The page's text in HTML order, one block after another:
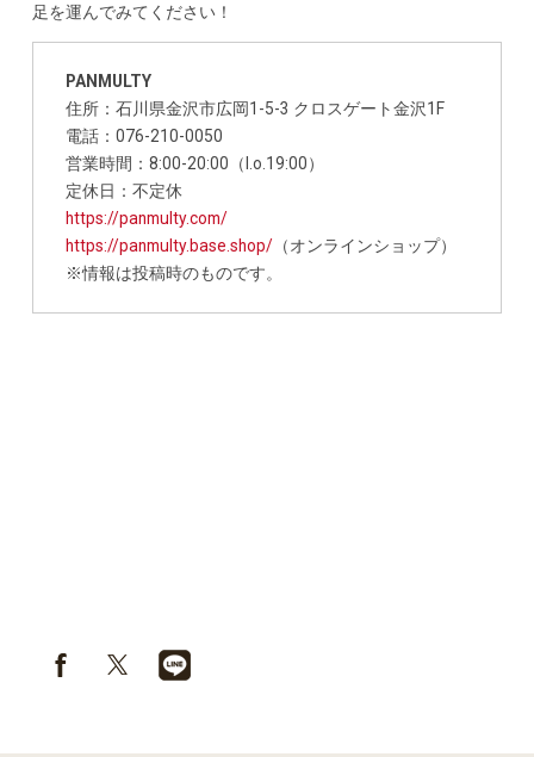
足を運んでみてください！
PANMULTY
住所：石川県金沢市広岡1-5-3 クロスゲート金沢1F
電話：076-210-0050
営業時間：8:00-20:00（l.o.19:00）
定休日：不定休
https://panmulty.com/
https://panmulty.base.shop/ （オンラインショップ）
※情報は投稿時のものです。